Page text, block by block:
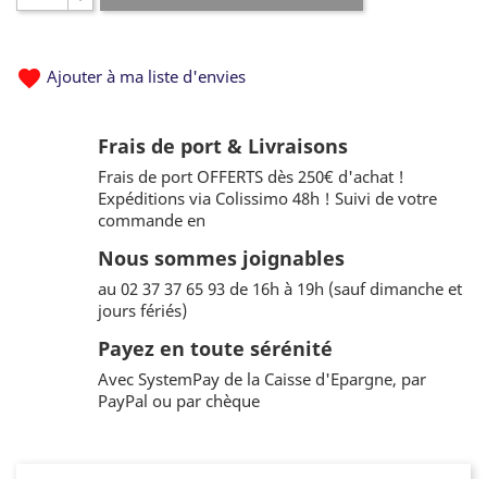
favorite Ajouter à ma liste d'envies
Frais de port & Livraisons
Frais de port OFFERTS dès 250€ d'achat !
Expéditions via Colissimo 48h ! Suivi de votre
commande en
Nous sommes joignables
au 02 37 37 65 93 de 16h à 19h (sauf dimanche et
jours fériés)
Payez en toute sérénité
Avec SystemPay de la Caisse d'Epargne, par
PayPal ou par chèque